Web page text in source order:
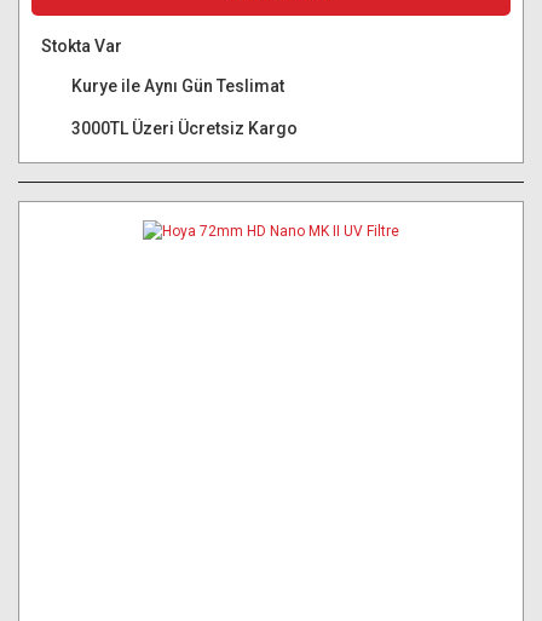
Stokta Var
Kurye ile Aynı Gün Teslimat
3000TL Üzeri Ücretsiz Kargo